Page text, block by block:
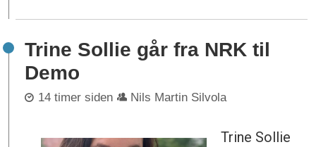
Trine Sollie går fra NRK til
Demo
14 timer siden Nils Martin Silvola
Trine Sollie